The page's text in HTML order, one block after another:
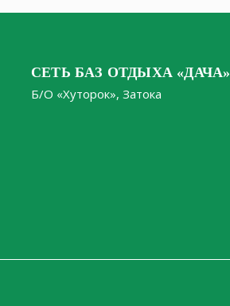
СЕТЬ БАЗ ОТДЫХА «ДАЧА»
Б/О «Хуторок», Затока